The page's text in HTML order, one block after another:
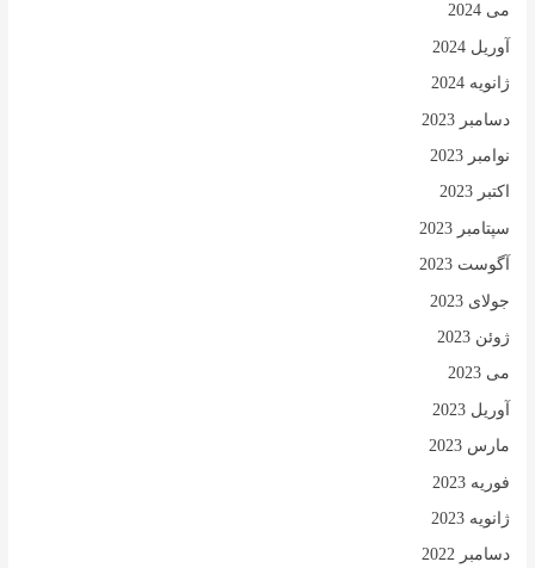
می 2024
آوریل 2024
ژانویه 2024
دسامبر 2023
نوامبر 2023
اکتبر 2023
سپتامبر 2023
آگوست 2023
جولای 2023
ژوئن 2023
می 2023
آوریل 2023
مارس 2023
فوریه 2023
ژانویه 2023
دسامبر 2022